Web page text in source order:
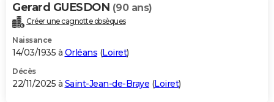
Gerard GUESDON (90 ans)
Créer une cagnotte obsèques
Naissance
14/03/1935 à Orléans (Loiret)
Décès
22/11/2025 à Saint-Jean-de-Braye (Loiret)